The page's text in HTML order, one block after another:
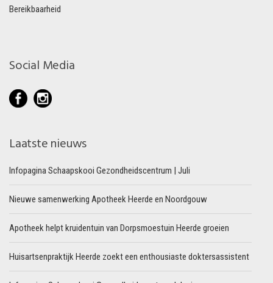
Bereikbaarheid
Social Media
Laatste nieuws
Infopagina Schaapskooi Gezondheidscentrum | Juli
Nieuwe samenwerking Apotheek Heerde en Noordgouw
Apotheek helpt kruidentuin van Dorpsmoestuin Heerde groeien
Huisartsenpraktijk Heerde zoekt een enthousiaste doktersassistent